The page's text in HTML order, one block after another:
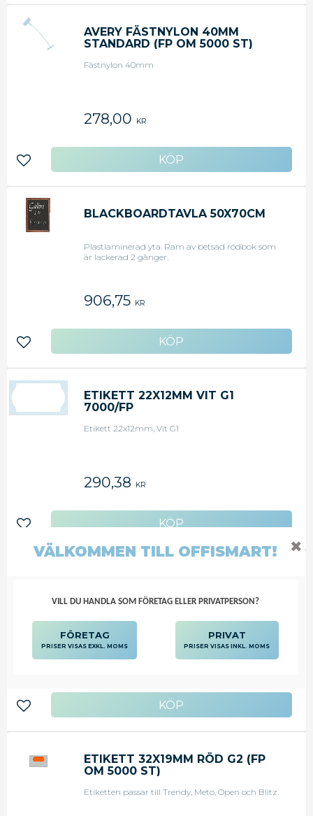
AVERY FÄSTNYLON 40MM
STANDARD (FP OM 5000 ST)
Fästnylon 40mm
278,00 KR
Lägg till i favoriter
BLACKBOARDTAVLA 50X70CM
Plastlaminerad yta. Ram av betsad rödbok som
är lackerad 2 gånger.
906,75 KR
Lägg till i favoriter
ETIKETT 22X12MM VIT G1
7000/FP
Etikett 22x12mm, Vit G1
290,38 KR
Lägg till i favoriter
194,25
Lägg till i favoriter
ETIKETT 32X19MM RÖD G2 (FP
OM 5000 ST)
Etiketten passar till Trendy, Meto, Open och Blitz.
VÄLKOMMEN TILL OFFISMART!
VILL DU HANDLA SOM FÖRETAG ELLER PRIVATPERSON?
FÖRETAG
PRISER VISAS EXKL. MOMS
PRIVAT
PRISER VISAS INKL. MOMS
✖